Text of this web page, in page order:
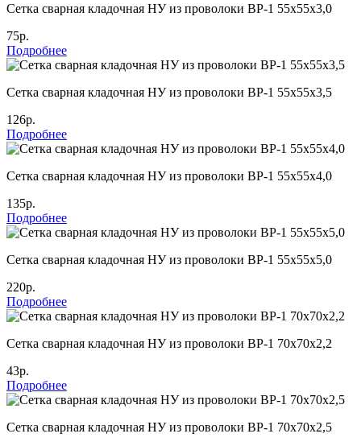
Сетка сварная кладочная НУ из проволоки ВР-1 55х55х3,0
75р.
Подробнее
Сетка сварная кладочная НУ из проволоки ВР-1 55х55х3,5
126р.
Подробнее
Сетка сварная кладочная НУ из проволоки ВР-1 55х55х4,0
135р.
Подробнее
Сетка сварная кладочная НУ из проволоки ВР-1 55х55х5,0
220р.
Подробнее
Сетка сварная кладочная НУ из проволоки ВР-1 70х70х2,2
43р.
Подробнее
Сетка сварная кладочная НУ из проволоки ВР-1 70х70х2,5